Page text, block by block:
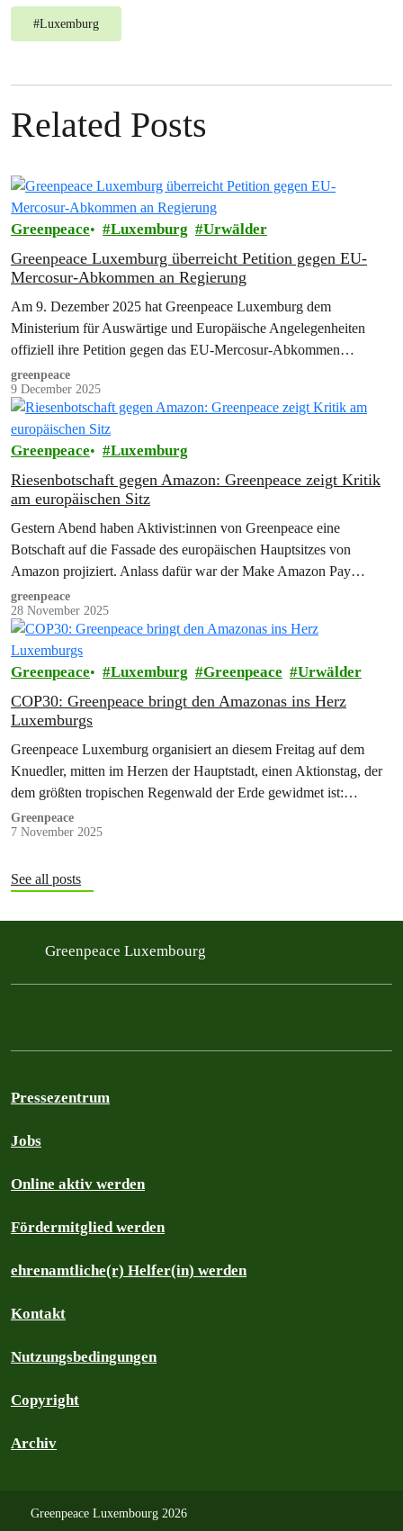
#Luxemburg
Related Posts
Greenpeace Luxemburg Urwälder
Greenpeace Luxemburg überreicht Petition gegen EU-
Mercosur-Abkommen an Regierung
Am 9. Dezember 2025 hat Greenpeace Luxemburg dem
Ministerium für Auswärtige und Europäische Angelegenheiten
offiziell ihre Petition gegen das EU-Mercosur-Abkommen
überreicht. Die Übergabe erfolgte im Rahmen eines…
greenpeace
9 December 2025
Greenpeace Luxemburg
Riesenbotschaft gegen Amazon: Greenpeace zeigt Kritik
am europäischen Sitz
Gestern Abend haben Aktivist:innen von Greenpeace eine
Botschaft auf die Fassade des europäischen Hauptsitzes von
Amazon projiziert. Anlass dafür war der Make Amazon Pay
Day…
greenpeace
28 November 2025
Greenpeace Luxemburg Greenpeace Urwälder
COP30: Greenpeace bringt den Amazonas ins Herz
Luxemburgs
Greenpeace Luxemburg organisiert an diesem Freitag auf dem
Knuedler, mitten im Herzen der Hauptstadt, einen Aktionstag, der
dem größten tropischen Regenwald der Erde gewidmet ist:…
Greenpeace
7 November 2025
See all posts
Greenpeace Luxembourg
Pressezentrum
Jobs
Online aktiv werden
Fördermitglied werden
ehrenamtliche(r) Helfer(in) werden
Kontakt
Nutzungsbedingungen
Copyright
Archiv
Greenpeace Luxembourg 2026